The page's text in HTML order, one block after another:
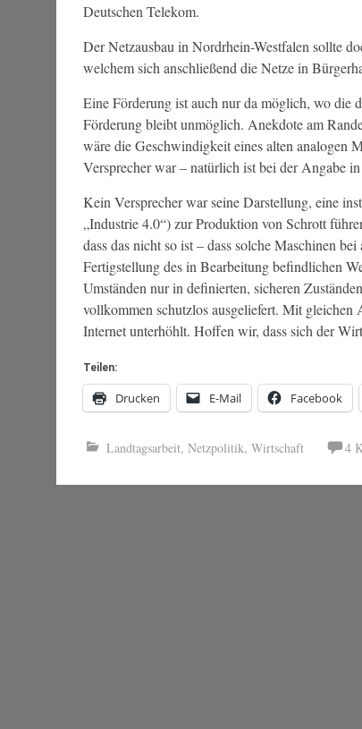
Deutschen Telekom.
Der Netzausbau in Nordrhein-Westfalen sollte
welchem sich anschließend die Netze in
Eine Förderung ist auch nur da möglich, wo die
Förderung bleibt unmöglich. Anekdote am
wäre die Geschwindigkeit eines alten analogen
Versprecher war – natürlich ist bei der Angabe
Kein Versprecher war seine Darstellung, eine
„Industrie 4.0“) zur Produktion von Schrott
dass das nicht so ist – dass solche Maschinen
Fertigstellung des in Bearbeitung befindlichen
Umständen nur in definierten, sicheren
vollkommen schutzlos ausgeliefert. Mit
Internet unterhöhlt. Hoffen wir, dass sich der
Teilen:
Drucken E-Mail Facebook
Landtagsarbeit, Netzpolitik, Wirtschaft 4